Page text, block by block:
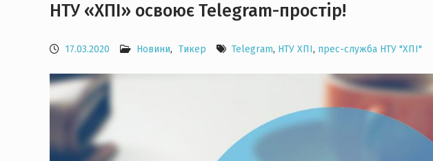
НТУ «ХПІ» освоює Telegram-простір!
17.03.2020 Новини, Тикер Telegram, НТУ ХПІ, прес-служба НТУ "ХПІ"